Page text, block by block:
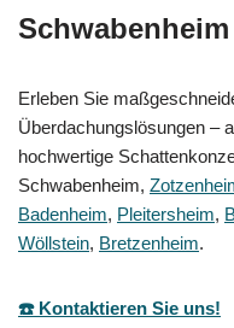
Schwabenheim
Erleben Sie
Überdachungslösungen –
hochwertige
Schwabenheim,
Badenheim, Pleitersheim,
Wöllstein, Bretzenheim.
☎️ Kontaktieren Sie uns!